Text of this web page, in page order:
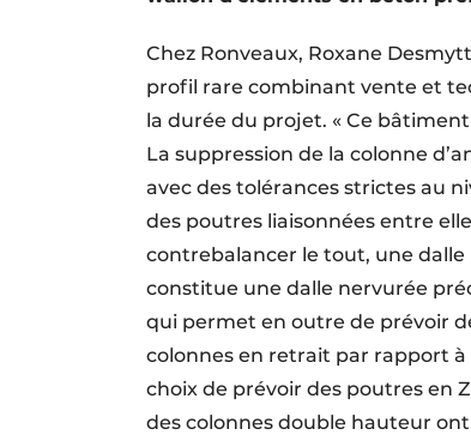
Chez Ronveaux, Roxane
profil rare combinant vente et
la durée du projet. « Ce
La suppression de la colonne
avec des tolérances strictes au
des poutres liaisonnées entre
contrebalancer le tout, une
constitue une dalle nervurée
qui permet en outre de prévoir
colonnes en retrait par rapport à
choix de prévoir des poutres en
des colonnes double hauteur